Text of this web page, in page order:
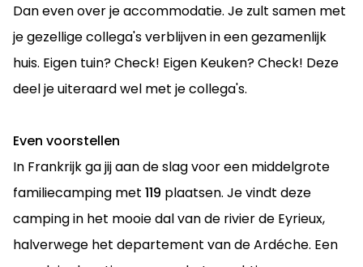
Dan even over je accommodatie. Je zult samen met
je gezellige collega's verblijven in een gezamenlijk
huis. Eigen tuin? Check! Eigen Keuken? Check! Deze
deel je uiteraard wel met je collega's.
Even voorstellen
In Frankrijk ga jij aan de slag voor een middelgrote
familiecamping met 119 plaatsen. Je vindt deze
camping in het mooie dal van de rivier de Eyrieux,
halverwege het departement van de Ardéche. Een